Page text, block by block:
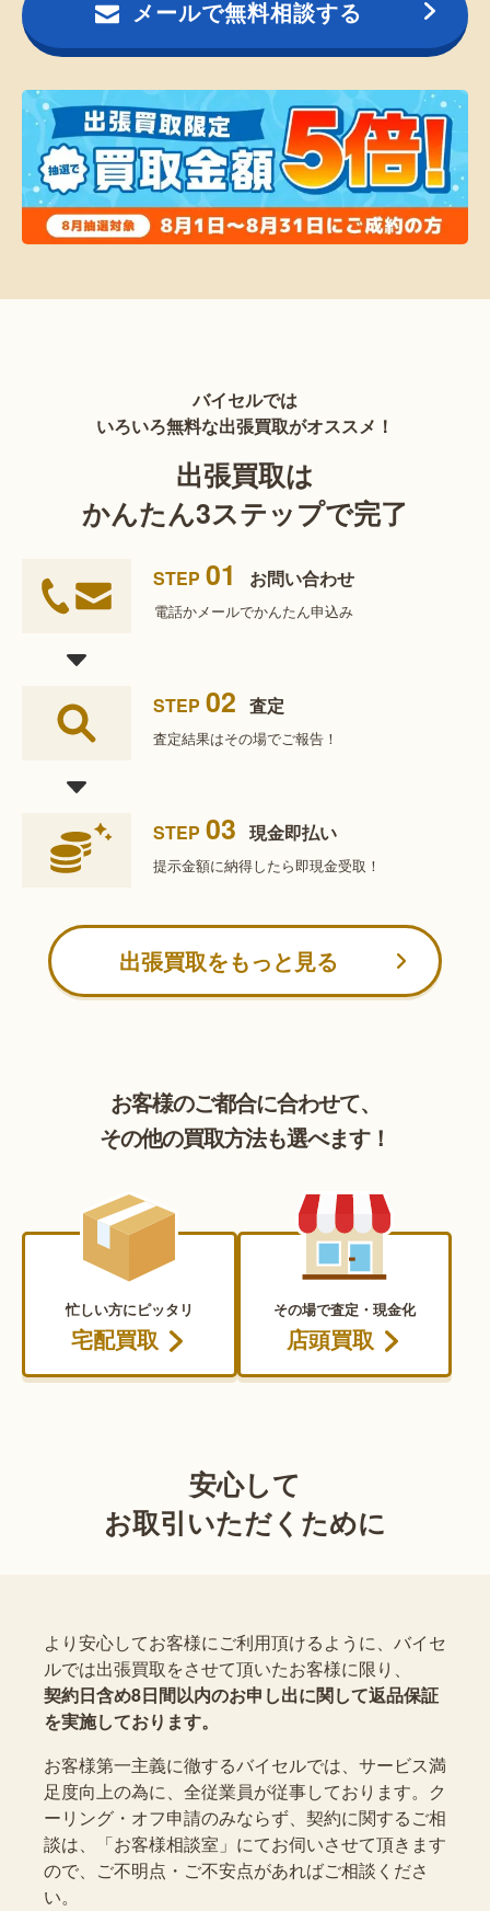
メールで無料相談する
バイセルでは
いろいろ無料な出張買取がオススメ！
出張買取は
かんたん3ステップで完了
STEP 01 お問い合わせ
電話かメールでかんたん申込み
STEP 02 査定
査定結果はその場でご報告！
STEP 03 現金即払い
提示金額に納得したら即現金受取！
出張買取をもっと見る
お客様のご都合に合わせて、
その他の買取方法も選べます！
忙しい方にピッタリ
宅配買取
その場で査定・現金化
店頭買取
安心して
お取引いただくために
より安心してお客様にご利用頂けるように、バイセ
ルでは出張買取をさせて頂いたお客様に限り、
契約日含め8日間以内のお申し出に関して返品保証
を実施しております。
お客様第一主義に徹するバイセルでは、サービス満
足度向上の為に、全従業員が従事しております。ク
ーリング・オフ申請のみならず、契約に関するご相
談は、「お客様相談室」にてお伺いさせて頂きます
ので、ご不明点・ご不安点があればご相談くださ
い。